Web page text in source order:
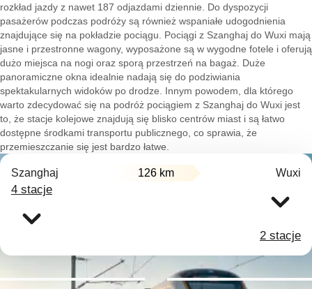
rozkład jazdy z nawet 187 odjazdami dziennie. Do dyspozycji
pasażerów podczas podróży są również wspaniałe udogodnienia
znajdujące się na pokładzie pociągu. Pociągi z Szanghaj do Wuxi mają
jasne i przestronne wagony, wyposażone są w wygodne fotele i oferują
dużo miejsca na nogi oraz sporą przestrzeń na bagaż. Duże
panoramiczne okna idealnie nadają się do podziwiania
spektakularnych widoków po drodze. Innym powodem, dla którego
warto zdecydować się na podróż pociągiem z Szanghaj do Wuxi jest
to, że stacje kolejowe znajdują się blisko centrów miast i są łatwo
dostępne środkami transportu publicznego, co sprawia, że
przemieszczanie się jest bardzo łatwe.
Szanghaj 126 km Wuxi
4 stacje
2 stacje